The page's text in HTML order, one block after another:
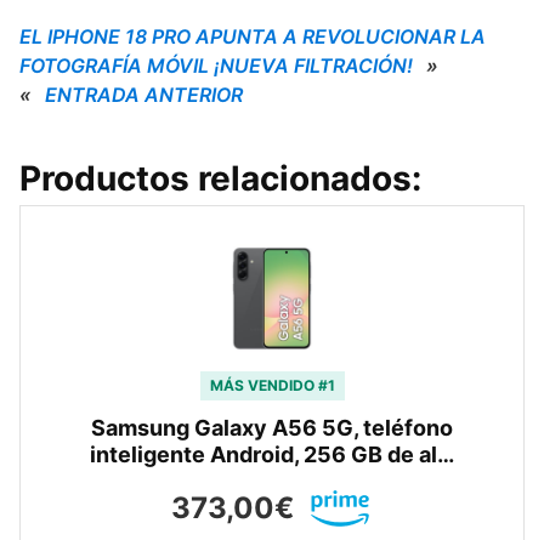
EL IPHONE 18 PRO APUNTA A REVOLUCIONAR LA
FOTOGRAFÍA MÓVIL ¡NUEVA FILTRACIÓN! »
« ENTRADA ANTERIOR
Productos relacionados:
MÁS VENDIDO #1
Samsung Galaxy A56 5G, teléfono
inteligente Android, 256 GB de al…
373,00€